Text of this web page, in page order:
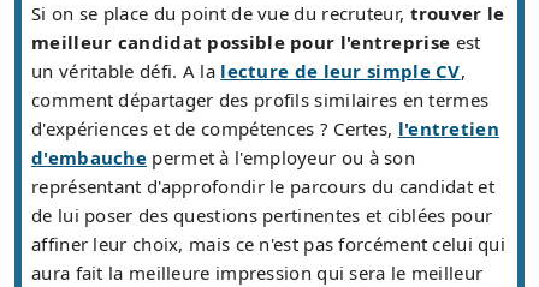
Si on se place du point de vue du recruteur, trouver le
meilleur candidat possible pour l'entreprise est
un véritable défi. A la lecture de leur simple CV,
comment départager des profils similaires en termes
d'expériences et de compétences ? Certes, l'entretien
d'embauche permet à l'employeur ou à son
représentant d'approfondir le parcours du candidat et
de lui poser des questions pertinentes et ciblées pour
affiner leur choix, mais ce n'est pas forcément celui qui
aura fait la meilleure impression qui sera le meilleur